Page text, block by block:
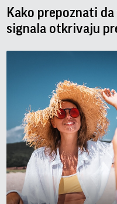
Kako prepoznati
signala otkrivaju